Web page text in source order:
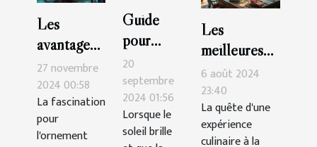
Les
avantages
esthétiques
des
piercings
labret
27 novembre
2024 00:58
La fascination
pour
l'ornement
Guide
pour
choisir le
store
banne
parfait
pour
20
septembre
2024 01:56
Lorsque le
soleil brille
Les
meilleures
tables pour
une cuisine
décontractée
et
6 août 2024
23:40
La quête d'une
expérience
culinaire à la